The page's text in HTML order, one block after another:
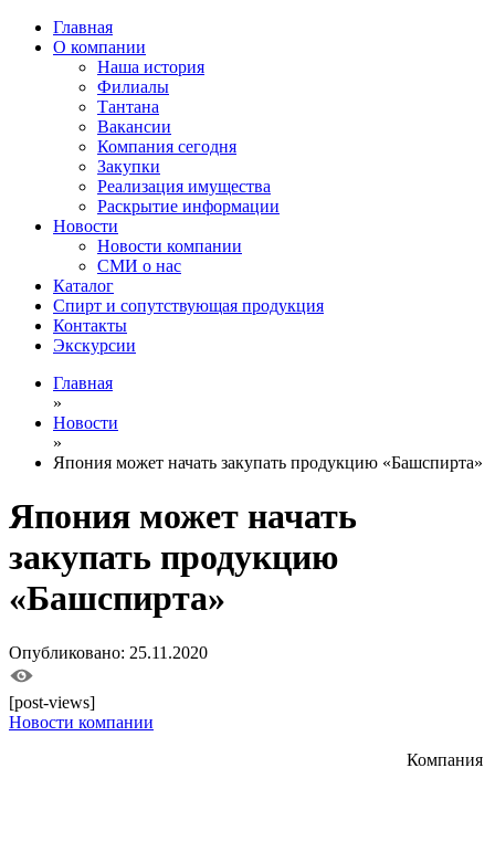
Главная
О компании
Наша история
Филиалы
Тантана
Вакансии
Компания сегодня
Закупки
Реализация имущества
Раскрытие информации
Новости
Новости компании
СМИ о нас
Каталог
Спирт и сопутствующая продукция
Контакты
Экскурсии
Главная
»
Новости
»
Япония может начать закупать продукцию «Башспирта»
Япония может начать
закупать продукцию
«Башспирта»
Опубликовано: 25.11.2020
[post-views]
Новости компании
Компания